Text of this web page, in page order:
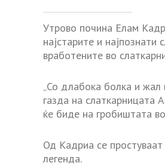
Утрово почина Елам
најстарите и најпознати
вработените во
„Со длабока болка и
газда на слаткарницата
ќе биде на гробиштата
Од Кадриа се простуваат
легенда.